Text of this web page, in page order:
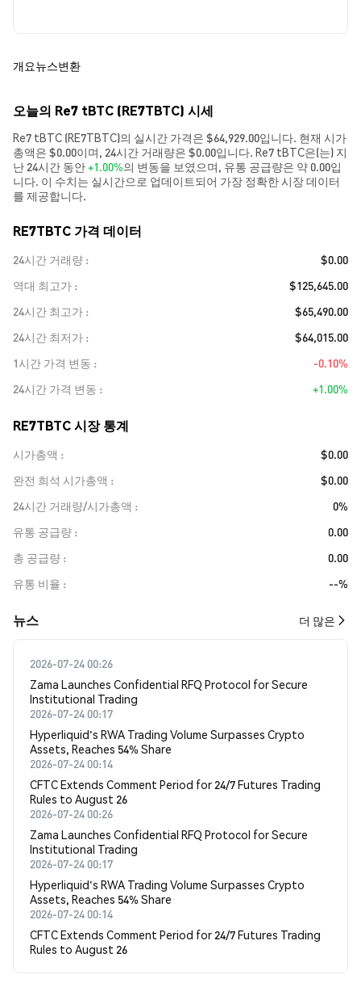
개요뉴스변환
오늘의 Re7 tBTC (RE7TBTC) 시세
Re7 tBTC (RE7TBTC)의 실시간 가격은 $64,929.00입니다. 현재 시가
총액은 $0.00이며, 24시간 거래량은 $0.00입니다. Re7 tBTC은(는) 지
난 24시간 동안+1.00%의 변동을 보였으며, 유통 공급량은 약 0.00입
니다. 이 수치는 실시간으로 업데이트되어 가장 정확한 시장 데이터
를 제공합니다.
RE7TBTC 가격 데이터
24시간 거래량
$0.00
역대 최고가
$125,645.00
24시간 최고가
$65,490.00
24시간 최저가
$64,015.00
1시간 가격 변동
-0.10%
24시간 가격 변동
+1.00%
RE7TBTC 시장 통계
시가총액
$0.00
완전 희석 시가총액
$0.00
24시간 거래량/시가총액
0%
유통 공급량
0.00
총 공급량
0.00
유통 비율
--%
뉴스 더 많은
2026-07-24 00:26
Zama Launches Confidential RFQ Protocol for Secure
Institutional Trading
2026-07-24 00:17
Hyperliquid's RWA Trading Volume Surpasses Crypto
Assets, Reaches 54% Share
2026-07-24 00:14
CFTC Extends Comment Period for 24/7 Futures Trading
Rules to August 26
2026-07-24 00:26
Zama Launches Confidential RFQ Protocol for Secure
Institutional Trading
2026-07-24 00:17
Hyperliquid's RWA Trading Volume Surpasses Crypto
Assets, Reaches 54% Share
2026-07-24 00:14
CFTC Extends Comment Period for 24/7 Futures Trading
Rules to August 26